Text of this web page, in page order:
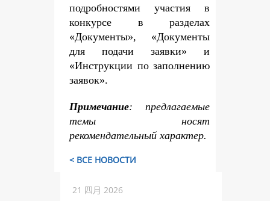
подробностями участия в
конкурсе в разделах
«Документы», «Документы
для подачи заявки» и
«Инструкции по заполнению
заявок».
Примечание: предлагаемые
темы носят
рекомендательный характер.
< ВСЕ НОВОСТИ
21 四月 2026